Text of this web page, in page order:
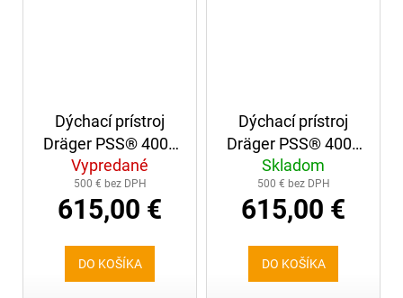
Dýchací prístroj
Dräger PSS® 4000
+ maska s
náhlavným krížom
(243)
Vypredané
500 € bez DPH
615,00 €
DO KOŠÍKA
Dýchací prístroj
Dräger PSS® 4000
+ maska s
náhlavným krížom
(244)
Skladom
500 € bez DPH
615,00 €
DO KOŠÍKA